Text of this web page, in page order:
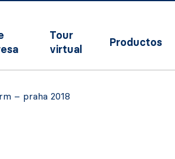
Tour
virtual
Productos
– praha 2018